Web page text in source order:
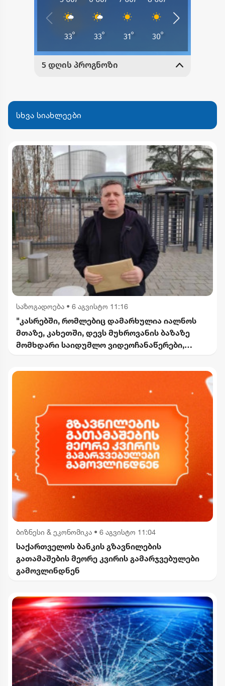
სხვა სიახლეები
საზოგადოება • 6 აგვისტო 11:16
"კასრებში, რომლებიც დამარხულია იალნოს
მთაზე, კახეთში, დევს მუხროვანის ბაზაზე
მომხდარი საიდუმლო ვიდეოჩანაწერები,
ბიზნესი & ეკონომიკა • 6 აგვისტო 11:04
საქართველოს ბანკის გზავნილების
გათამაშების მეორე კვირის გამარჯვებულები
გამოვლინდნენ